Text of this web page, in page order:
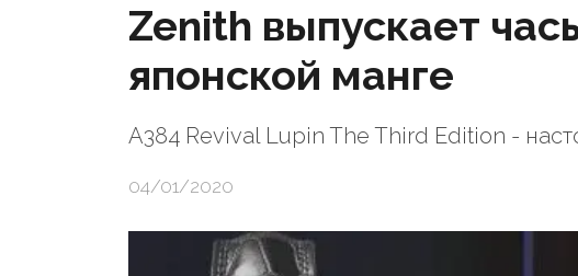
Zenith выпускает
японской манге
A384 Revival Lupin The Third Edition -
04/01/2020